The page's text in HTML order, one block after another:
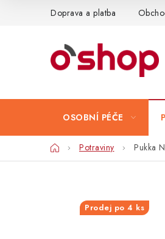
Doprava a platba
OSOBNÍ PÉČE
DomůPotraviny Pukka
Prodej po 4 ks